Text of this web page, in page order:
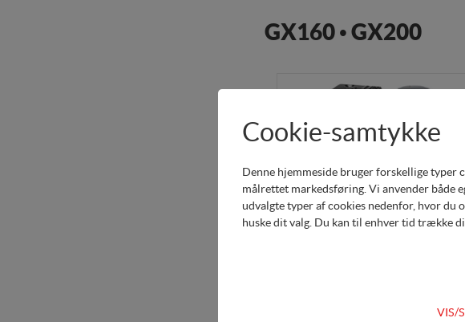
GX160 • GX200
Cookie-samtykke
Denne hjemmeside bruger forskellige typer
målrettet markedsføring. Vi anvender både
udvalgte typer af cookies nedenfor, hvor du
huske dit valg. Du kan til enhver tid trække
VIS/